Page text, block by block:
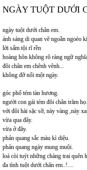
NGÀY TUỘT DƯỚI
ngày tuột dưới chân em.
ánh sáng di quan vẽ ngoằn ngoèo
lời sấm tội rĩ rền
hoàng hôn không rõ ràng ngữ
đôi chân em chênh vênh...
không đỡ nổi một ngày.
góc phố tém tàn hương.
người con gái tém đôi chân trăm họ.
với đôi hài sặc sỡ, này vàng ,này
vừa qua đây.
vừa ở đây.
phản quang sắc màu kì diệu.
phản quang ngày mung muội.
loá còi tuýt những chàng trai quên
đa tình tuột dưới chân em..!....